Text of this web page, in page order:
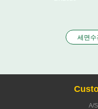
세면
A/